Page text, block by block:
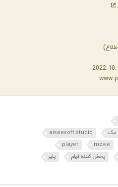
aiseesoft studio
movie
player
پخش کننده فیلم
پلیر